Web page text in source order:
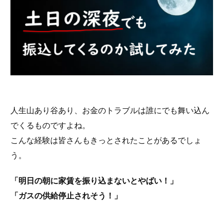
人生山あり谷あり、お金のトラブルは誰にでも舞い込ん
でくるものですよね。
こんな経験は皆さんもきっとされたことがあるでしょ
う。
「明日の朝に家賃を振り込まないとやばい！」
「ガスの供給停止されそう！」